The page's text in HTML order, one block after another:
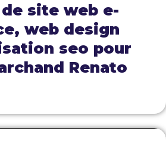
site web e-
web design
seo pour
Renato